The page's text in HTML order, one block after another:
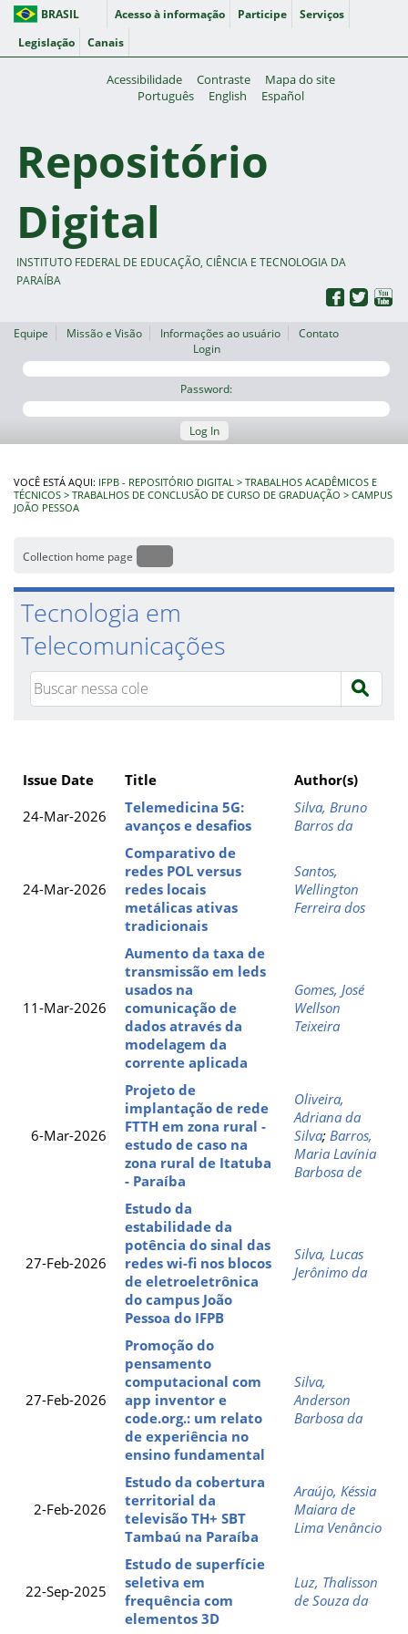
BRASIL Acesso à informação Participe
Serviços
Legislação
Canais
Acessibilidade Contraste
Mapa do site
Português
English Español
Repositório
Digital
INSTITUTO FEDERAL DE EDUCAÇÃO, CIÊNCIA E TECNOLOGIA DA
PARAÍBA
Equipe Missão e Visão Informações ao usuário
Contato
Login
Password:
Log In
VOCÊ ESTÁ AQUI: IFPB - REPOSITÓRIO DIGITAL
TRABALHOS ACADÊMICOS E
TÉCNICOS
TRABALHOS DE CONCLUSÃO DE CURSO DE GRADUAÇÃO
CAMPUS
JOÃO PESSOA
Collection home page
Tecnologia em
Telecomunicações
Issue Date Title
Author(s)
24-Mar-2026
Telemedicina 5G:
avanços e desafios
Silva, Bruno
Barros da
24-Mar-2026
Comparativo de
redes POL versus
redes locais
metálicas ativas
tradicionais
Santos,
Wellington
Ferreira dos
11-Mar-2026
Aumento da taxa de
transmissão em leds
usados na
comunicação de
dados através da
modelagem da
corrente aplicada
Gomes, José
Wellson
Teixeira
6-Mar-2026
Projeto de
implantação de rede
FTTH em zona rural -
estudo de caso na
zona rural de Itatuba
- Paraíba
Oliveira,
Adriana da
Silva; Barros,
Maria Lavínia
Barbosa de
27-Feb-2026
Estudo da
estabilidade da
potência do sinal das
redes wi-fi nos blocos
de eletroeletrônica
do campus João
Pessoa do IFPB
Silva, Lucas
Jerônimo da
27-Feb-2026
Promoção do
pensamento
computacional com
app inventor e
code.org.: um relato
de experiência no
ensino fundamental
Silva,
Anderson
Barbosa da
2-Feb-2026
Estudo da cobertura
territorial da
televisão TH+ SBT
Tambaú na Paraíba
Araújo, Késsia
Maiara de
Lima Venâncio
22-Sep-2025
Estudo de superfície
seletiva em
frequência com
elementos 3D
Luz, Thalisson
de Souza da